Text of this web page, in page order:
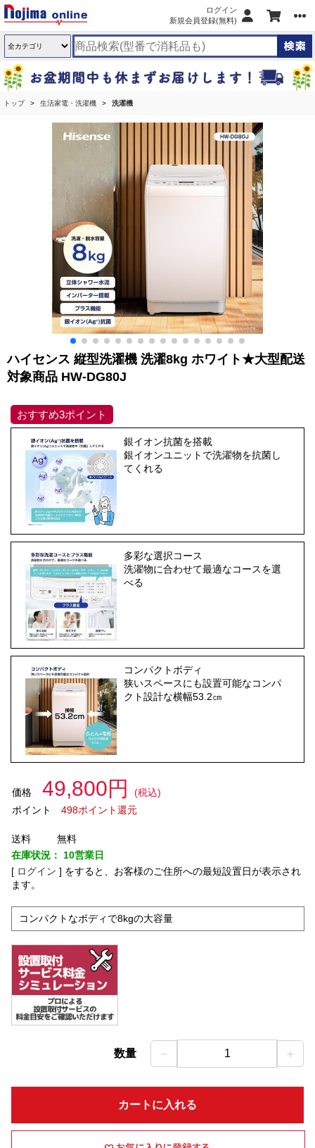
ログイン
新規会員登録(無料)
トップ 生活家電・洗濯機 洗濯機
ハイセンス 縦型洗濯機 洗濯8kg ホワイト★大型配送
対象商品 HW-DG80J
おすすめ3ポイント
銀イオン抗菌を搭載
銀イオンユニットで洗濯物を抗菌し
てくれる
多彩な選択コース
洗濯物に合わせて最適なコースを選
べる
コンパクトボディ
狭いスペースにも設置可能なコンパ
クト設計な横幅53.2㎝
価格 49,800円
(税込)
ポイント
498ポイント還元
送料
無料
在庫状況： 10営業日
[ ログイン ] をすると、お客様のご住所への最短設置日が表示され
ます。
コンパクトなボディで8kgの大容量
数量 － 1 ＋
カートに入れる